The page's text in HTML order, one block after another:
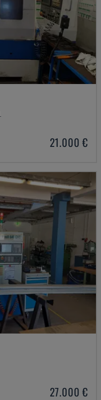
21.000 €
27.000 €